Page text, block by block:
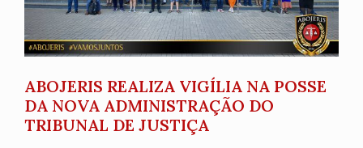
ABOJERIS REALIZA VIGÍLIA NA POSSE
DA NOVA ADMINISTRAÇÃO DO
TRIBUNAL DE JUSTIÇA